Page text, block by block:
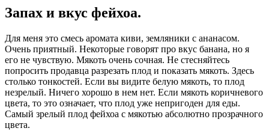
Запах и вкус фейхоа.
Для меня это смесь аромата киви, земляники с ананасом.
Очень приятный. Некоторые говорят про вкус банана, но я
его не чувствую. Мякоть очень сочная. Не стесняйтесь
попросить продавца разрезать плод и показать мякоть. Здесь
столько тонкостей. Если вы видите белую мякоть, то плод
незрелый. Ничего хорошо в нем нет. Если мякоть коричневого
цвета, то это означает, что плод уже непригоден для еды.
Самый зрелый плод фейхоа с мякотью абсолютно прозрачного
цвета.